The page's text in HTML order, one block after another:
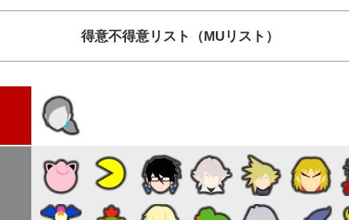
得意不得意リスト（MUリスト）